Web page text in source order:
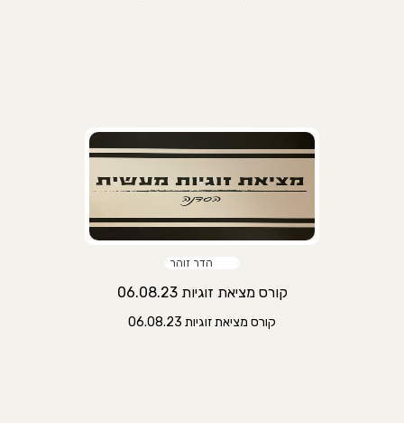
הדר זוהר
קורס מציאת זוגיות 06.08.23
קורס מציאת זוגיות 06.08.23